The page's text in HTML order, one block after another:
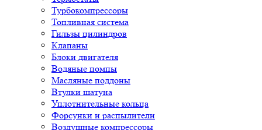
Турбокомпрессоры
Топливная система
Гильзы цилиндров
Клапаны
Блоки двигателя
Водяные помпы
Масляные поддоны
Втулки шатуна
Уплотнительные кольца
Форсунки и распылители
Воздушные компрессоры